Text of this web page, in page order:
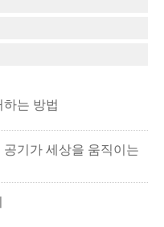
는 방법
기가 세상을 움직이는